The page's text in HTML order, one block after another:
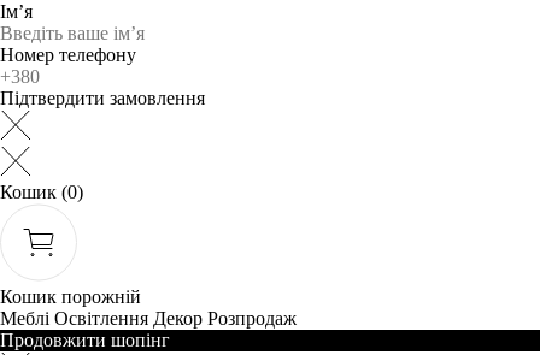
Ім’я
Номер телефону
Підтвердити замовлення
Кошик (0)
Кошик порожній
Меблі Освітлення Декор Розпродаж
Продовжити шопінг